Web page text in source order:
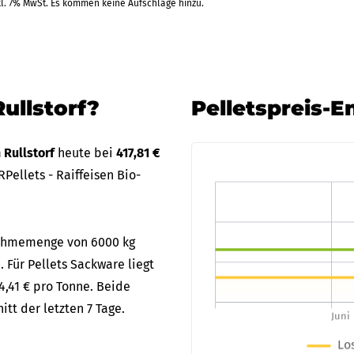
MwSt. Es kommen keine Aufschläge hinzu.
Rullstorf heute bei 417,81 €
- Raiffeisen Bio-
von 6000 kg
Für Pellets Sackware liegt
€ pro Tonne. Beide
der letzten 7 Tage.
Pelletspreis-